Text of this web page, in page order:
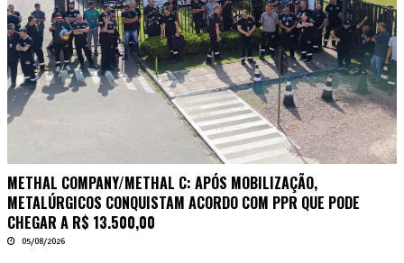
METHAL COMPANY/METHAL C: APÓS MOBILIZAÇÃO,
METALÚRGICOS CONQUISTAM ACORDO COM PPR QUE PODE
CHEGAR A R$ 13.500,00
05/08/2026